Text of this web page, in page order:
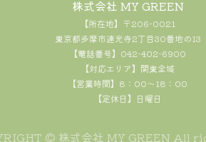
をご覧になった場合には、お客様が
株式会社 MY GREEN
【所在地】〒206-0021
東京都多摩市連光寺2丁目30番地の13
【電話番号】042-402-6900
【対応エリア】関東全域
【営業時間】8：00～18：00
【定休日】日曜日
© 株式会社 MY GREEN All